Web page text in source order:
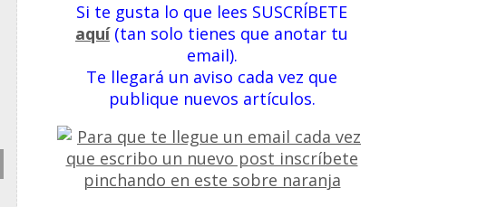
Si te gusta lo que lees SUSCRÍBETE
aquí(tan solo tienes que anotar tu
email).
Te llegará un aviso cada vez que
publique nuevos artículos.